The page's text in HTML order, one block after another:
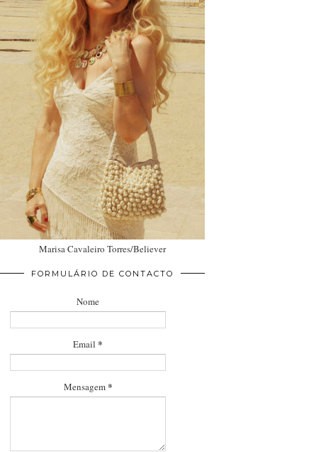
Marisa Cavaleiro Torres/Believer
FORMULÁRIO DE CONTACTO
Nome
Email *
Mensagem*